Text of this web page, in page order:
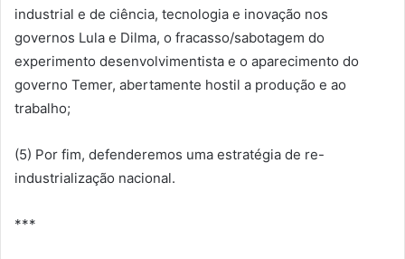
industrial e de ciência, tecnologia e inovação nos
governos Lula e Dilma, o fracasso/sabotagem do
experimento desenvolvimentista e o aparecimento do
governo Temer, abertamente hostil a produção e ao
trabalho;
(5) Por fim, defenderemos uma estratégia de re-
industrialização nacional.
***